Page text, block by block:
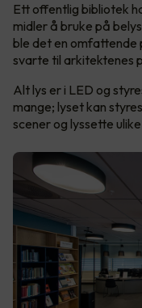
Ett offentlig bibliotek
midler å bruke på
ble det en omfattende
svarte til arkitektenes
Alt lys er i LED og
mange; lyset kan
scener og lyssette